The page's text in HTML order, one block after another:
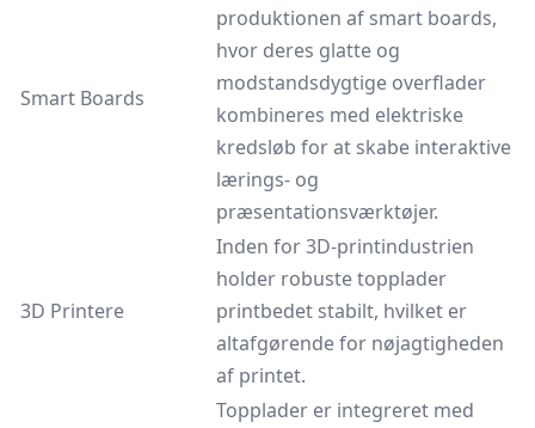
Smart Boards
produktionen af smart boards,
hvor deres glatte og
modstandsdygtige overflader
kombineres med elektriske
kredsløb for at skabe interaktive
lærings- og
præsentationsværktøjer.
3D Printere
Inden for 3D-printindustrien
holder robuste topplader
printbedet stabilt, hvilket er
altafgørende for nøjagtigheden
af printet.
Topplader er integreret med